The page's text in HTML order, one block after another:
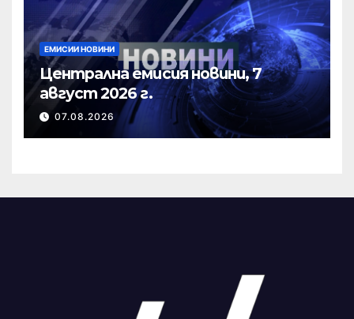
ЕМИСИИ НОВИНИ
Централна емисия новини, 7
август 2026 г.
07.08.2026